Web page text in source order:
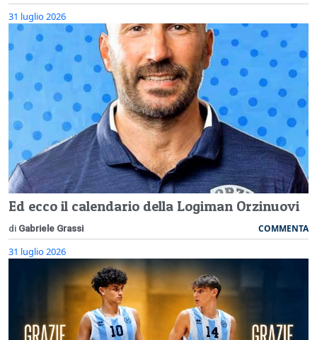
31 luglio 2026
Ed ecco il calendario della Logiman Orzinuovi
di Gabriele Grassi COMMENTA
31 luglio 2026